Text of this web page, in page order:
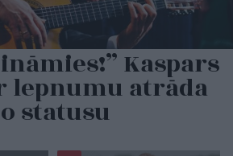
Kaspars
lepnumu atrāda
statusu